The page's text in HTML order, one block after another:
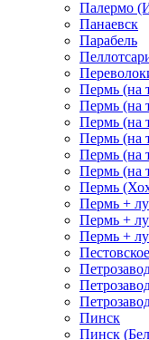
Палермо
Панаевск
Парабель
Пермь (на
Пермь (на
Пермь (на
Пермь (на
Пермь (на
Пермь (на
Пермь
Пермь +
Пермь +
Пермь +
Пинск
Пинск